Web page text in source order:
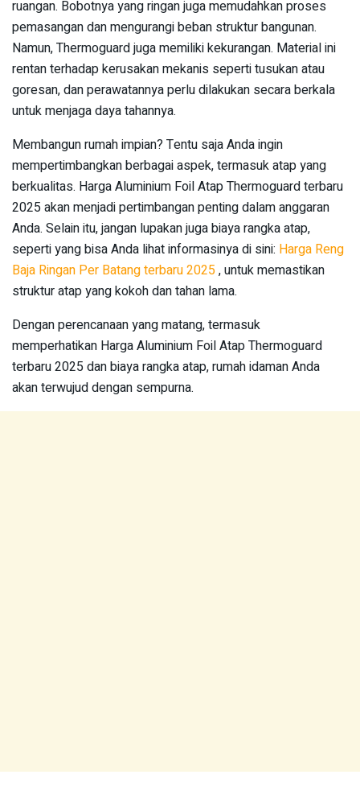
ruangan. Bobotnya yang ringan juga memudahkan proses
pemasangan dan mengurangi beban struktur bangunan.
Namun, Thermoguard juga memiliki kekurangan. Material ini
rentan terhadap kerusakan mekanis seperti tusukan atau
goresan, dan perawatannya perlu dilakukan secara berkala
untuk menjaga daya tahannya.
Membangun rumah impian? Tentu saja Anda ingin
mempertimbangkan berbagai aspek, termasuk atap yang
berkualitas. Harga Aluminium Foil Atap Thermoguard terbaru
2025 akan menjadi pertimbangan penting dalam anggaran
Anda. Selain itu, jangan lupakan juga biaya rangka atap,
seperti yang bisa Anda lihat informasinya di sini: Harga Reng
Baja Ringan Per Batang terbaru 2025, untuk memastikan
struktur atap yang kokoh dan tahan lama.
Dengan perencanaan yang matang, termasuk
memperhatikan Harga Aluminium Foil Atap Thermoguard
terbaru 2025 dan biaya rangka atap, rumah idaman Anda
akan terwujud dengan sempurna.